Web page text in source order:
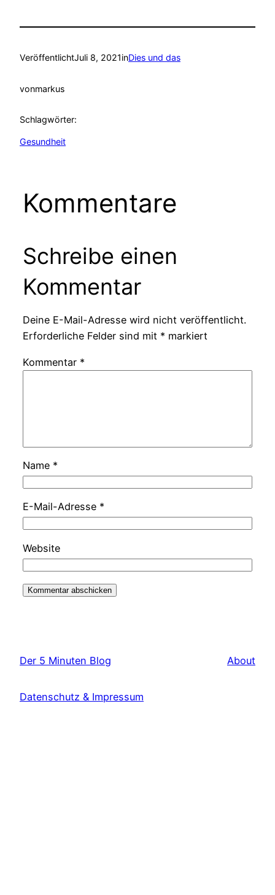
VeröffentlichtJuli 8, 2021inDies und das
vonmarkus
Schlagwörter:
Gesundheit
Kommentare
Schreibe einen
Kommentar
Deine E-Mail-Adresse wird nicht veröffentlicht.
Erforderliche Felder sind mit * markiert
Kommentar *
Name *
E-Mail-Adresse *
Website
Der 5 Minuten Blog About
Datenschutz & Impressum